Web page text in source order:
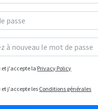
j'accepte la Privacy Policy
j'accepte les Conditions générales